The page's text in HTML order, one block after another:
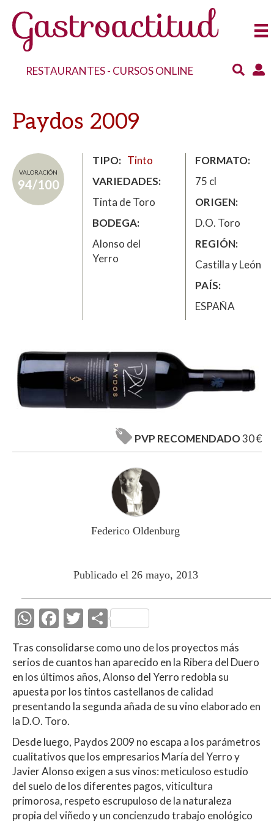
RESTAURANTES- CURSOS ONLINE
Paydos 2009
VALORACIÓN
94/100
TIPO
Tinto
VARIEDADES
Tinta de Toro
BODEGA
Alonso del
Yerro
FORMATO
75 cl
ORIGEN
D.O. Toro
REGIÓN
Castilla y León
PAÍS
ESPAÑA
PVP RECOMENDADO30 €
Federico Oldenburg
Publicado el 26 mayo, 2013
W
at
s
A
p
p
F
ac
e
b
o
o
k
T
itt
er
C
m
p
ar
ti
r
Tras consolidarse como uno de los proyectos más
serios de cuantos han aparecido en la Ribera del Duero
en los últimos años, Alonso del Yerro redobla su
apuesta por los tintos castellanos de calidad
presentando la segunda añada de su vino elaborado en
la D.O. Toro.
Desde luego, Paydos 2009 no escapa a los parámetros
cualitativos que los empresarios María del Yerro y
Javier Alonso exigen a sus vinos: meticuloso estudio
del suelo de los diferentes pagos, viticultura
primorosa, respeto escrupuloso de la naturaleza
propia del viñedo y un concienzudo trabajo enológico